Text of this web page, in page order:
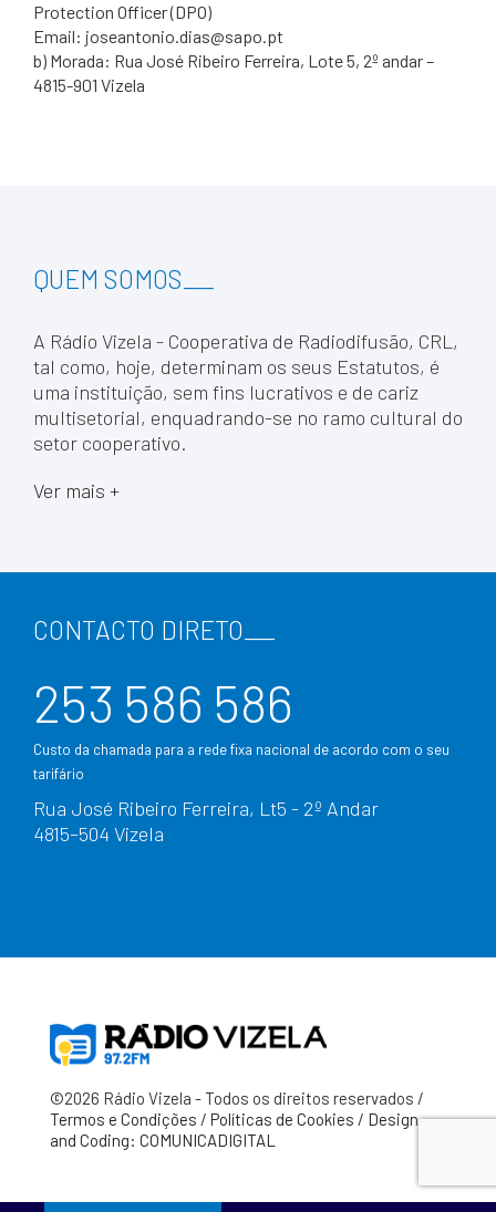
Protection Officer (DPO)
Email: joseantonio.dias@sapo.pt
b) Morada: Rua José Ribeiro Ferreira, Lote 5, 2º andar –
4815-901 Vizela
QUEM SOMOS
A Rádio Vizela - Cooperativa de Radiodifusão, CRL,
tal como, hoje, determinam os seus Estatutos, é
uma instituição, sem fins lucrativos e de cariz
multisetorial, enquadrando-se no ramo cultural do
setor cooperativo.
Ver mais +
CONTACTO DIRETO
253 586 586
Custo da chamada para a rede fixa nacional de acordo com o seu
tarifário
Rua José Ribeiro Ferreira, Lt5 - 2º Andar
4815–504 Vizela
©2026 Rádio Vizela - Todos os direitos reservados /
Termos e Condições / Políticas de Cookies / Design
and Coding: COMUNICADIGITAL